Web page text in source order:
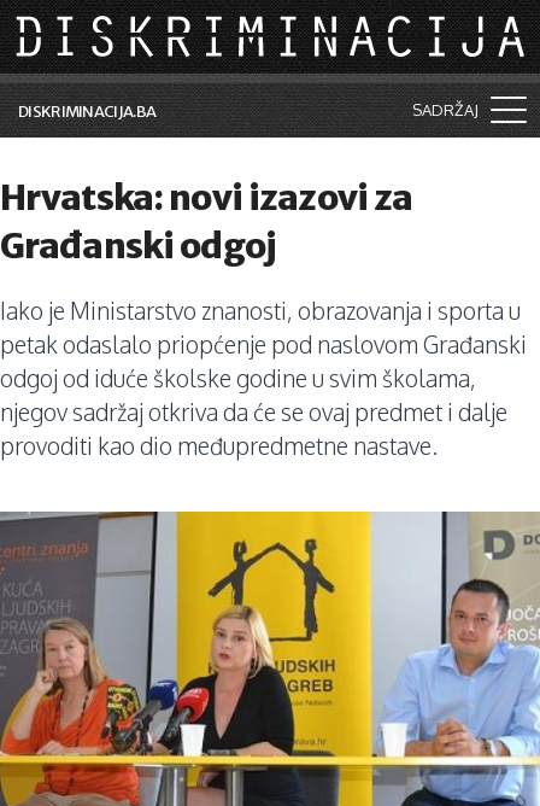
Skip to main content
DISKRIMINACIJA.BA SADRŽAJ
Vijesti i događaji
Aktuelne teme
Kolumne
Lične priče
Saradnja sa medijima
Hrvatska: novi izazovi za
Građanski odgoj
Iako je Ministarstvo znanosti, obrazovanja i sporta u
petak odaslalo priopćenje pod naslovom Građanski
odgoj od iduće školske godine u svim školama,
njegov sadržaj otkriva da će se ovaj predmet i dalje
provoditi kao dio međupredmetne nastave.